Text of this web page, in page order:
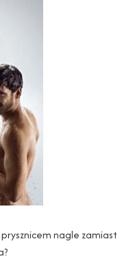
nagle zamiast